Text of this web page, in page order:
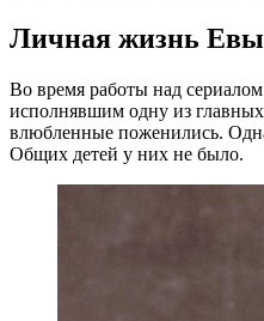
Личная жизнь
Во время работы над
исполнявшим одну из
влюбленные поженились.
Общих детей у них не было.